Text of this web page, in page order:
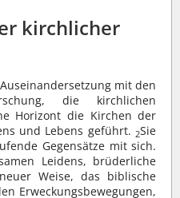
kirchlicher
mit den
die kirchlichen
Horizont die Kirchen der
und Lebens geführt. 2Sie
Gegensätze mit sich.
Leidens, brüderliche
Weise, das biblische
Erweckungsbewegungen,